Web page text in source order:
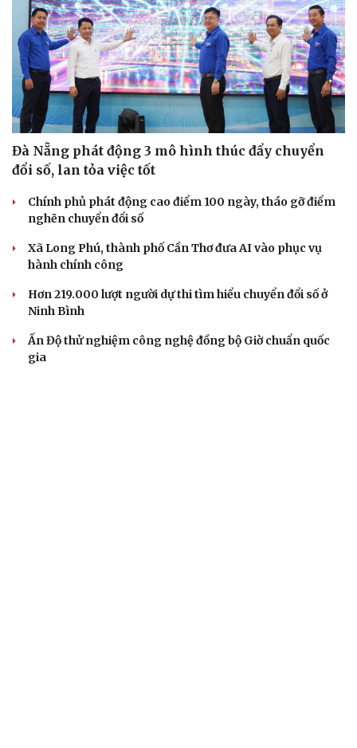
Đà Nẵng phát động 3 mô hình thúc đẩy chuyển
đổi số, lan tỏa việc tốt
Chính phủ phát động cao điểm 100 ngày, tháo gỡ điểm
nghẽn chuyển đổi số
Xã Long Phú, thành phố Cần Thơ đưa AI vào phục vụ
hành chính công
Hơn 219.000 lượt người dự thi tìm hiểu chuyển đổi số ở
Ninh Bình
Ấn Độ thử nghiệm công nghệ đồng bộ Giờ chuẩn quốc
gia